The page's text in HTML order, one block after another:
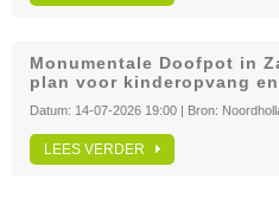
Monumentale Doofpot in
plan voor kinderopvang
Datum: 14-07-2026 19:00 | Bron:
LEES VERDER